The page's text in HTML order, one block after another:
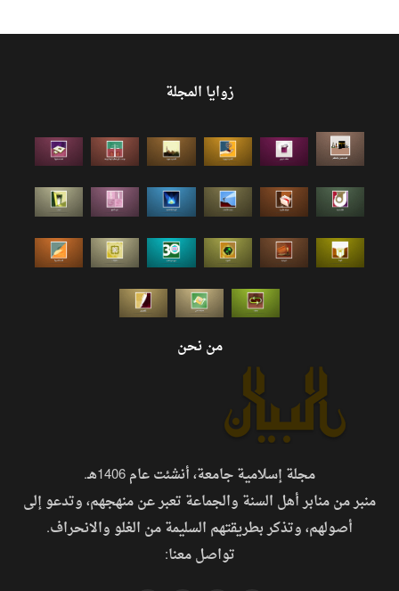
زوايا المجلة
من نحن
مجلة إسلامية جامعة، أنشئت عام 1406هـ.
منبر من منابر أهل السنة والجماعة تعبر عن منهجهم، وتدعو إلى
أصولهم، وتذكر بطريقتهم السليمة من الغلو والانحراف.
تواصل معنا: